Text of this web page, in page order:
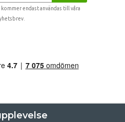
endast användas till våra